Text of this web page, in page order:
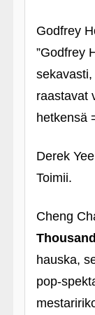
Godfrey
”Godfrey
raastavat
hetkensä
Derek
Toimii.
Cheng
hauska,
pop-